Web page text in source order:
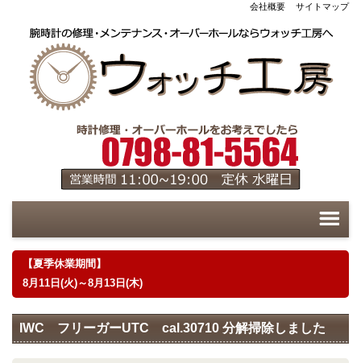
会社概要 サイトマップ
【夏季休業期間】
8月11日(火)～8月13日(木)
IWC フリーガーUTC cal.30710 分解掃除しました